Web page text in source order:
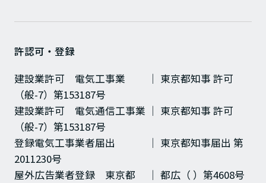
許認可・登録
建設業許可 電気工事業 │ 東京都知事 許可
（般-7）第153187号
建設業許可 電気通信工事業 │ 東京都知事 許可
（般-7）第153187号
登録電気工事業者届出 │ 東京都知事届出 第
2011230号
屋外広告業者登録 東京都 │ 都広（ ）第4608号